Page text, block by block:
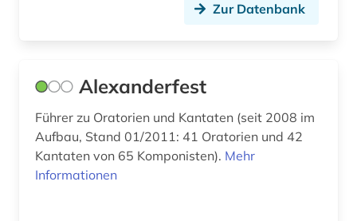
europäische geschichte (1)
evangelisches gesangbuch (2)
Zur Datenbank
Alexanderfest
Führer zu Oratorien und Kantaten (seit 2008 im
Aufbau, Stand 01/2011: 41 Oratorien und 42
Kantaten von 65 Komponisten). Mehr
Informationen